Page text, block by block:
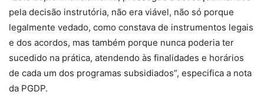
pela decisão instrutória, não era viável, não só porque
legalmente vedado, como constava de instrumentos legais
e dos acordos, mas também porque nunca poderia ter
sucedido na prática, atendendo às finalidades e horários
de cada um dos programas subsidiados”, especifica a nota
da PGDP.